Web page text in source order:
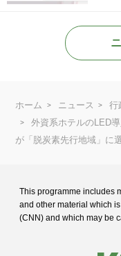
ホーム ニュース
行
外資系ホテルのLED
が「脱炭素先行地域」に
This programme includes
and other material which
(CNN) and which may be